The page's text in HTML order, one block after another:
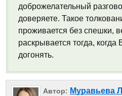
доброжелательный
доверяете. Такое
проживается без спешки,
раскрывается тогда, когда
догонять.
Автор: Муравьева